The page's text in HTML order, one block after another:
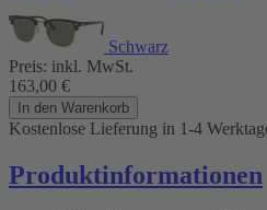
Schwarz
Preis: inkl. MwSt.
163,00 €
In den Warenkorb
Kostenlose Lieferung in 1-4
Produktinformationen